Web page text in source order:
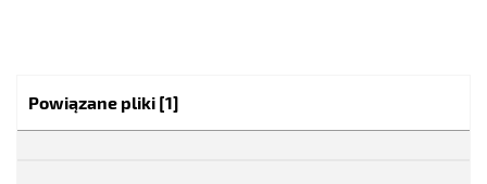
Kategoria:
Powiązane pliki [1]